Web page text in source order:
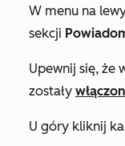
W menu na
sekcji
Upewnij się, że
zostały
U góry kliknij